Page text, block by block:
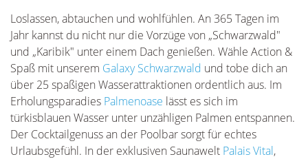
Loslassen, abtauchen und wohlfühlen. An 365 Tagen im
Jahr kannst du nicht nur die Vorzüge von „Schwarzwald"
und „Karibik" unter einem Dach genießen. Wähle Action &
Spaß mit unserem Galaxy Schwarzwald und tobe dich an
über 25 spaßigen Wasserattraktionen ordentlich aus. Im
Erholungsparadies Palmenoase lässt es sich im
türkisblauen Wasser unter unzähligen Palmen entspannen.
Der Cocktailgenuss an der Poolbar sorgt für echtes
Urlaubsgefühl. In der exklusiven Saunawelt Palais Vital,